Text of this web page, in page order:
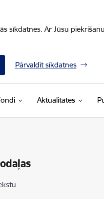
sīkdatnes. Ar Jūsu
Pārvaldīt sīkdatnes
Aktualitātes